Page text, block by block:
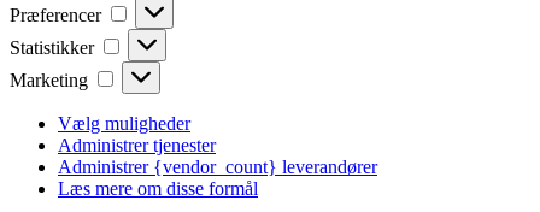
Præferencer
Præferencer
Statistikker Statistikker
Marketing Marketing
Vælg muligheder
Administrer tjenester
Administrer {vendor_count} leverandører
Læs mere om disse formål